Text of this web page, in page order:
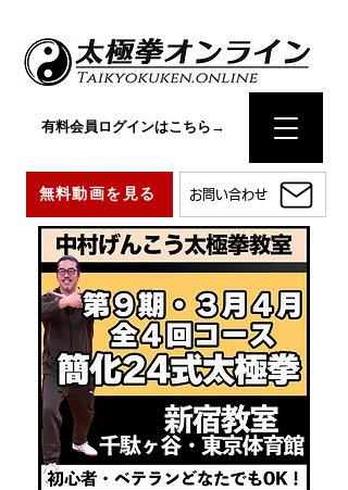
お問い合わせ
無料動画を見る
有料会員ログインはこちら→